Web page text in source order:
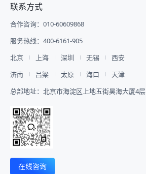
联系方式
合作咨询：010-60609868
服务热线：400-6161-905
北京
上海 深圳 无锡
西安
济南
吕梁 太原 海口
天津
总部地址：北京市海淀区上地五街昊海大厦4层
在线咨询